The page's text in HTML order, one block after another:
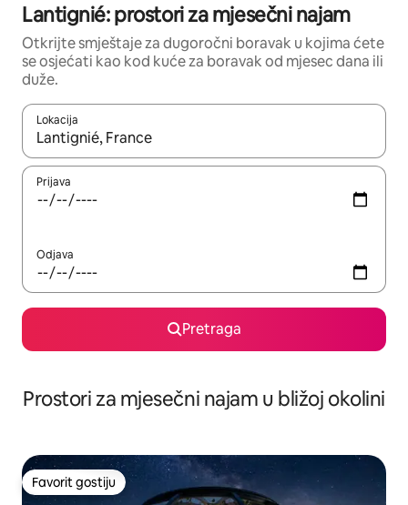
Lantignié: prostori za mjesečni najam
Otkrijte smještaje za dugoročni boravak u kojima ćete
se osjećati kao kod kuće za boravak od mjesec dana ili
duže.
Lokacija
Kad su rezultati dostupni, možete da se krećete kroz njih
Prijava
Odjava
Pretraga
Prostori za mjesečni najam u bližoj okolini
Favorit gostiju
Favorit gostiju